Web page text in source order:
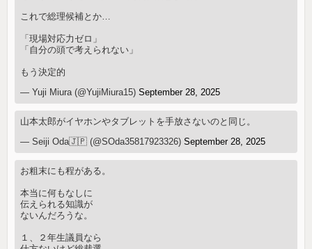
これで総理候補とか…
「現場対応力ゼロ」
「自分の頭で考えられない」
もう決定的
— Yuji Miura (@YujiMiura15)September 28, 2025
山本太郎がイヤホンやタブレットを手放さないのと同じ。
— Seiji Oda🇯🇵 (@SOda35817923326)September 28, 2025
お粗末にも程がある。
本当に何もなしに
伝えられる知識が
ないんだろうな。
１、２年生議員なら